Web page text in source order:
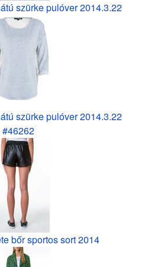
szürke pulóver 2014.3.22
szürke pulóver 2014.3.22
#46262
bőr sportos sort 2014